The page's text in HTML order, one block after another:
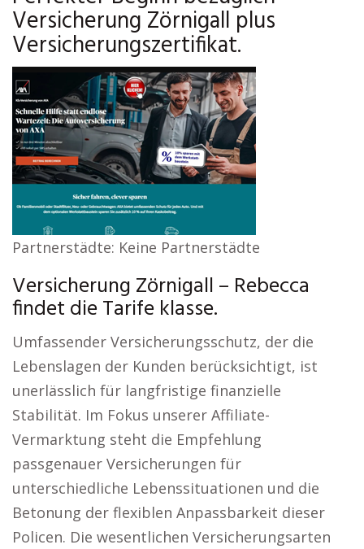
Versicherung Zörnigall plus
Versicherungszertifikat.
Partnerstädte: Keine Partnerstädte
Versicherung Zörnigall – Rebecca
findet die Tarife klasse.
Umfassender Versicherungsschutz, der die
Lebenslagen der Kunden berücksichtigt, ist
unerlässlich für langfristige finanzielle
Stabilität. Im Fokus unserer Affiliate-
Vermarktung steht die Empfehlung
passgenauer Versicherungen für
unterschiedliche Lebenssituationen und die
Betonung der flexiblen Anpassbarkeit dieser
Policen. Die wesentlichen Versicherungsarten